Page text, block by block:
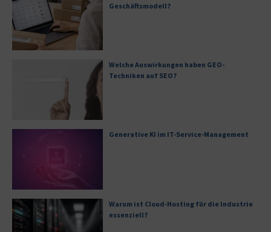
Geschäftsmodell?
Welche Auswirkungen haben GEO-
Techniken auf SEO?
Generative KI im IT-Service-Management
Warum ist Cloud-Hosting für die Industrie
essenziell?